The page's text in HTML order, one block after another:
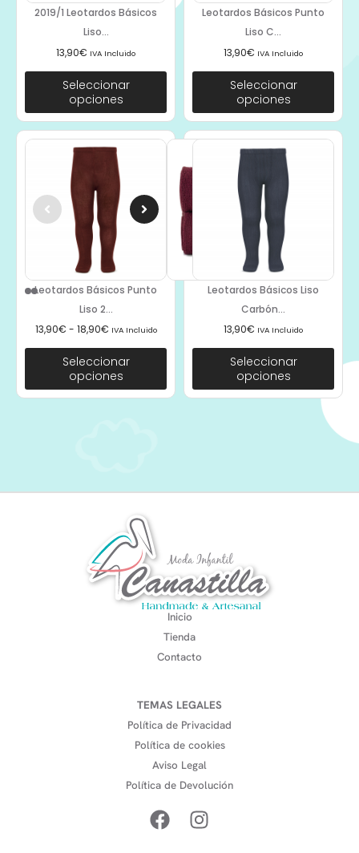
2019/1 Leotardos Básicos
Liso...
13,90€ IVA Incluido
Seleccionar
opciones
Leotardos Básicos Punto
Liso C...
13,90€ IVA Incluido
Seleccionar
opciones
Leotardos Básicos Punto
Liso 2...
13,90€ - 18,90€ IVA Incluido
Seleccionar
opciones
Leotardos Básicos Liso
Carbón...
13,90€ IVA Incluido
Seleccionar
opciones
Inicio
Tienda
Contacto
TEMAS LEGALES
Política de Privacidad
Política de cookies
Aviso Legal
Política de Devolución